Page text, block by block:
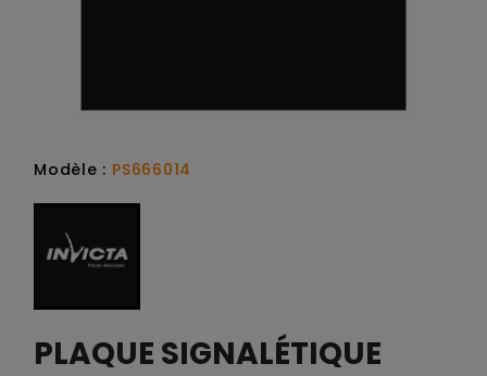
Modèle : PS666014
PLAQUE SIGNALÉTIQUE